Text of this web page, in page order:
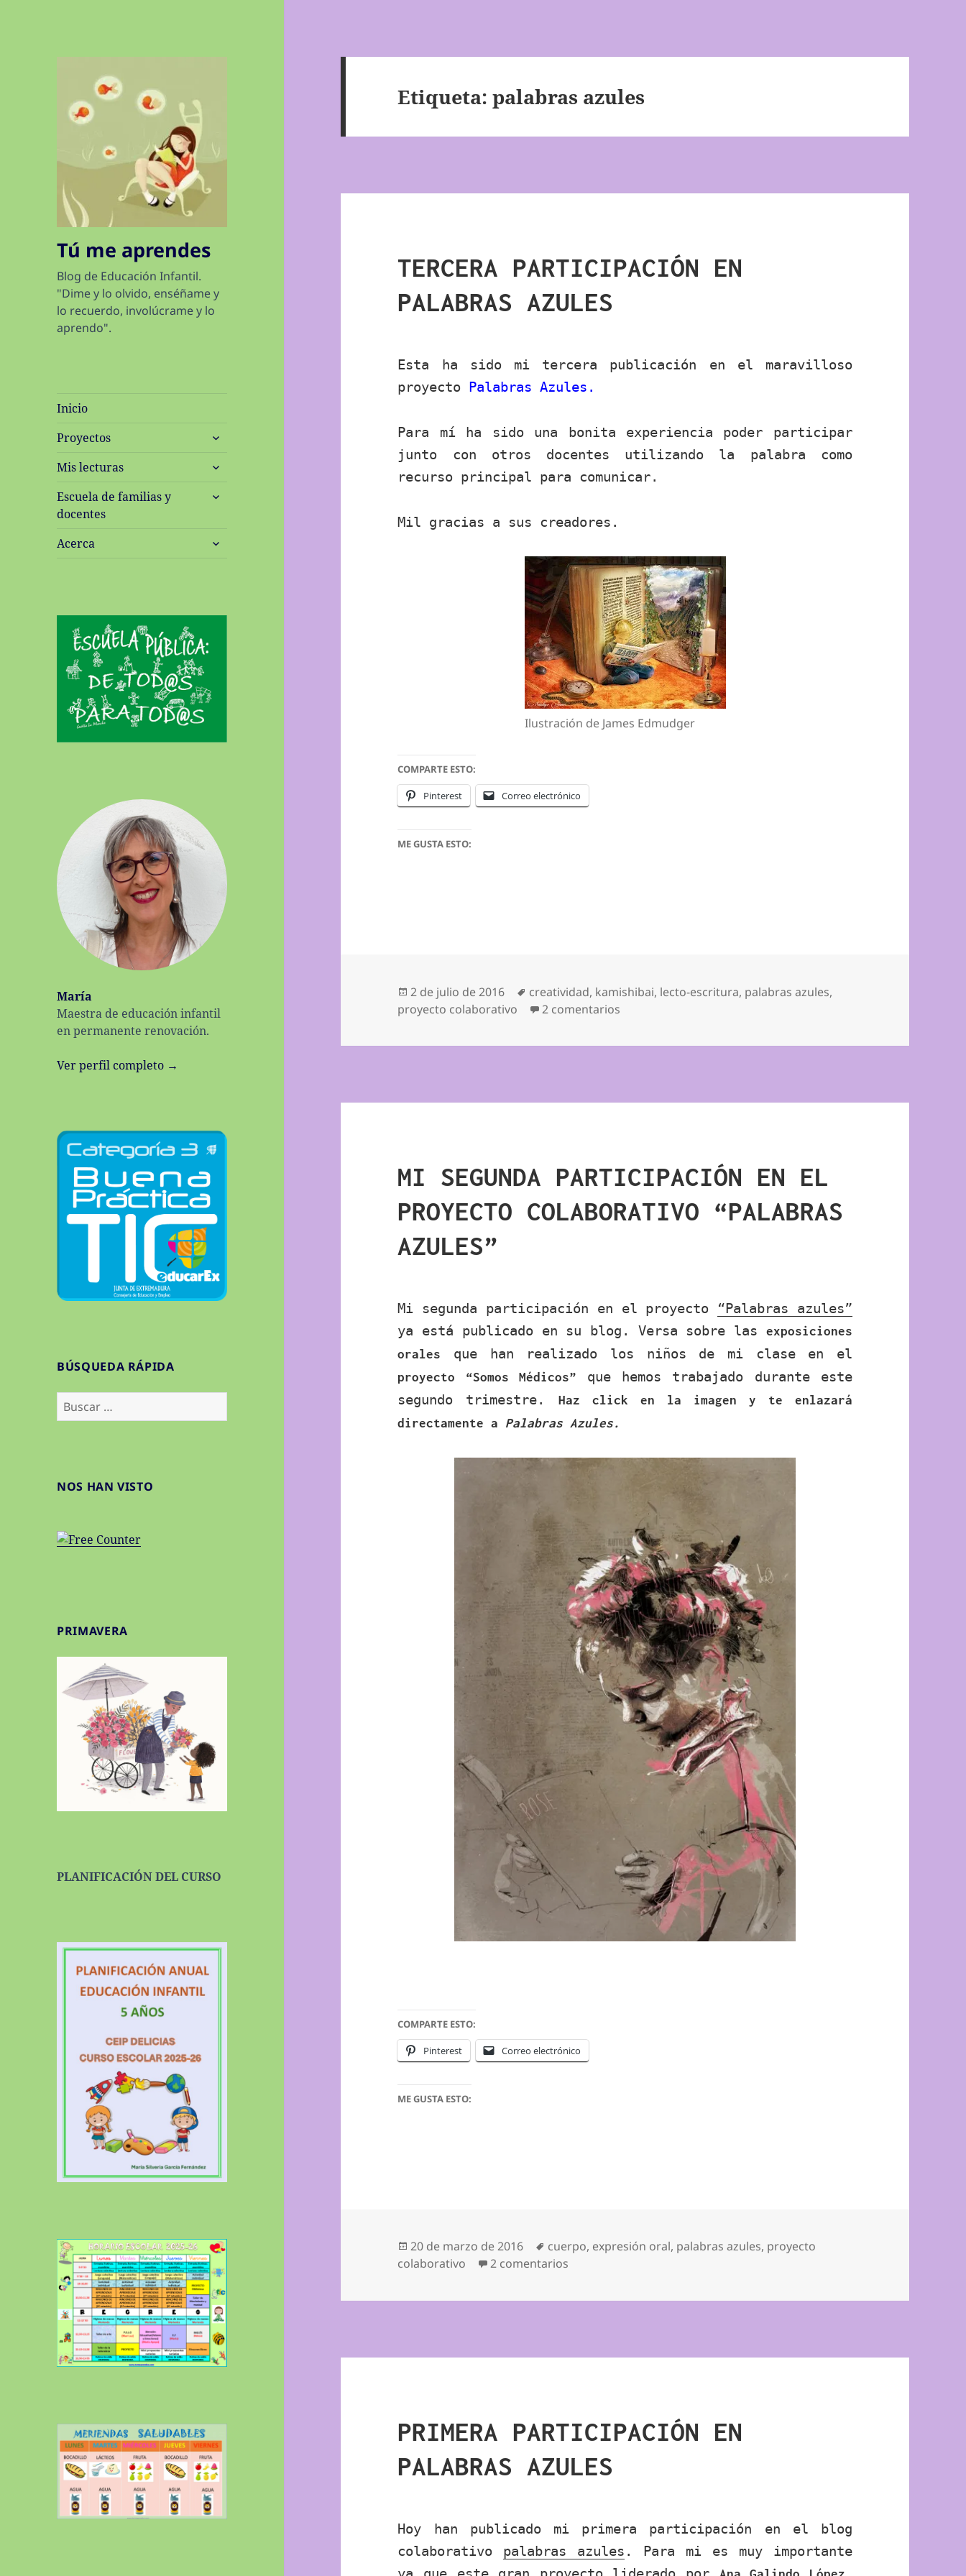
Tú me aprendes
Blog de Educación Infantil.
"Dime y lo olvido, enséñame y
lo recuerdo, involúcrame y lo
aprendo".
Inicio
Proyectos
expande
menú
Mis lecturas
expande
menú
Escuela de familias y
docentes
expande
inferior
Acerca
expande
María
Maestra de educación infantil
en permanente renovación.
Ver perfil completo →
BÚSQUEDA RÁPIDA
Buscar:
NOS HAN VISTO
PRIMAVERA
PLANIFICACIÓN DEL CURSO
Etiqueta:palabras azules
TERCERA PARTICIPACIÓN EN
PALABRAS AZULES
Esta ha sido mi tercera publicación en el maravilloso
proyecto Palabras Azules.
Para mí ha sido una bonita experiencia poder participar
junto con otros docentes utilizando la palabra como
recurso principal para comunicar.
Mil gracias a sus creadores.
Ilustración de James Edmudger
COMPARTE ESTO:
Pinterest Correo electrónico
ME GUSTA ESTO:
Publicado
el
2 de julio de 2016 Etiquetas
creatividad, kamishibai, lecto-escritura, palabras azules,
proyecto colaborativo
2 comentarios
MI SEGUNDA PARTICIPACIÓN EN EL
PROYECTO COLABORATIVO “PALABRAS
AZULES”
Mi segunda participación en el proyecto “Palabras azules”
ya está publicado en su blog. Versa sobre las exposiciones
orales
que han realizado los niños de mi clase en el
proyecto “Somos Médicos” que hemos trabajado durante este
segundo trimestre. Haz click en la imagen y te enlazará
directamente a Palabras Azules.
COMPARTE ESTO:
Pinterest Correo electrónico
ME GUSTA ESTO:
Publicado
el
20 de marzo de 2016 Etiquetas
cuerpo, expresión oral, palabras azules, proyecto
colaborativo
2 comentarios
PRIMERA PARTICIPACIÓN EN
PALABRAS AZULES
Hoy han publicado mi primera participación en el blog
colaborativo palabras azules . Para mi es muy importante